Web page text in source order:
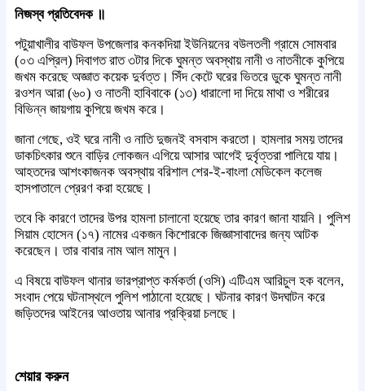
নিজস্ব প্রতিবেদক ॥
পটুয়াখালীর বাউফল উপজেলার কনকদিয়া ইউনিয়নের বউলতলী গ্রামে সোমবার
(০৩ এপ্রিল) দিবাগত রাত ৩টার দিকে ঘুমন্ত অবস্থায় নানী ও নাতনীকে কুপিয়ে
জখম করেছে অজ্ঞাত কয়েক দুর্বত্ত। সিঁদ কেটে ঘরের ভিতরে ডুকে ঘুমন্ত নানী
রওশন আরা (৬০) ও নাতনী হাবিবাকে (১৩) ধারালো দা দিয়ে মাথা ও শরীরের
বিভিন্ন জায়গায় কুপিয়ে জখম করে।
জানা গেছে, ওই ঘরে নানী ও নাতি দুজনই বসবাস করতো। হামলার সময় তাদের
ডাকচিৎকার শুনে বাড়ির লোকজন এগিয়ে আসার আগেই দুর্বৃত্তরা পালিয়ে যায়।
আহতদের আশংকাজনক অবস্থায় বরিশাল শের-ই-বাংলা মেডিকেল কলেজ
হাসপাতালে প্রেরণ করা হয়েছে।
তবে কি কারণে তাদের উপর হামলা চালানো হয়েছে তার কারণ জানা যায়নি। পুলিশ
সিয়াম হোসেন (১৭) নামের একজন কিশোরকে জিজ্ঞাসাবাদের জন্য আটক
করেছেন। তার বাবার নাম আল মামুন।
এ বিষয়ে বাউফল থানার ভারপ্রাপ্ত কর্মকর্তা (ওসি) এটিএম আরিচুল হক বলেন,
সংবাদ পেয়ে ঘটনাস্থলে পুলিশ পাঠানো হয়েছে। ঘটনার কারণ উদঘাটন করে
জড়িতদের আইনের আওতায় আনার প্রক্রিয়া চলছে।
শেয়ার করুন